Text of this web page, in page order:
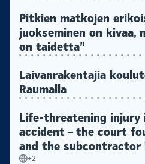
Pitkien matkojen
juokseminen on
on taidetta”
Laivanrakentajia
Raumalla
Life-threatening injury
accident – the court
and the subcontractor
+2